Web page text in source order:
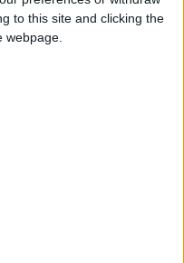
to this site and clicking the
webpage.